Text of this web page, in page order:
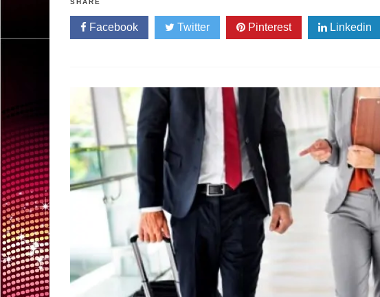
SHARE
Facebook Twitter Pinterest Linkedin